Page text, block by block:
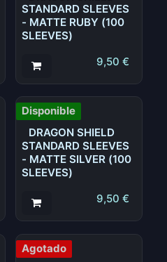
STANDARD SLEEVES
- MATTE RUBY (100
SLEEVES)
9,50 €
Disponible
DRAGON SHIELD
STANDARD SLEEVES
- MATTE SILVER (100
SLEEVES)
9,50 €
Agotado